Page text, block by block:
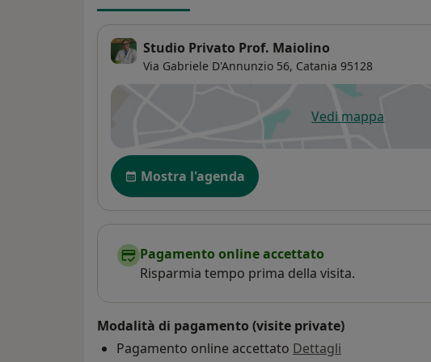
Studio Privato Prof. Maiolino
Via Gabriele D'Annunzio 56, Catania 95128
Vedi mappasi apre in una
Disponibilità
Mostra l'agenda
Pagamento online accettato
Risparmia tempo prima della visita.
Modalità di pagamento (visite private)
Pagamento online accettato Dettagli